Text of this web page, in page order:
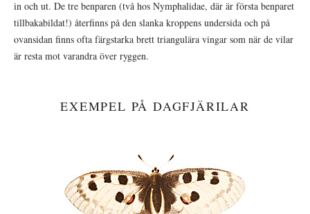
in och ut. De tre benparen (två hos Nymphalidae, där är första benparet
tillbakabildat!) återfinns på den slanka kroppens undersida och på
ovansidan finns ofta färgstarka brett triangulära vingar som när de vilar
är resta mot varandra över ryggen.
EXEMPEL PÅ DAGFJÄRILAR